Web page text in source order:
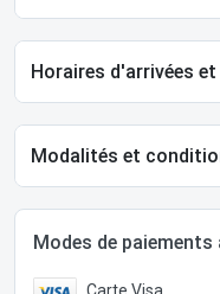
Horaires d'arrivées
Modalités et
Modes de paiements
Carte Visa